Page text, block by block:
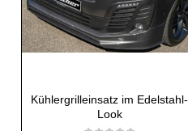
Kühlergrilleinsatz im Edelstahl-
Look